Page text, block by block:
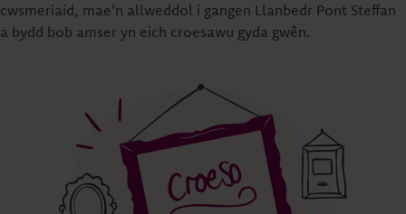
cwsmeriaid, mae'n allweddol i gangen Llanbedr Pont Steffan
a bydd bob amser yn eich croesawu gyda gwên.